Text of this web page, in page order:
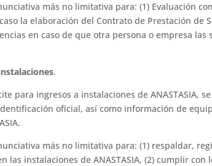
más no limitativa para: (1) Evaluación
la elaboración del Contrato de Prestación de
en caso de que otra persona o empresa las
.
para ingresos a instalaciones de ANASTASIA,
oficial, así como información de
más no limitativa para: (1) respaldar,
las instalaciones de ANASTASIA, (2) cumplir con